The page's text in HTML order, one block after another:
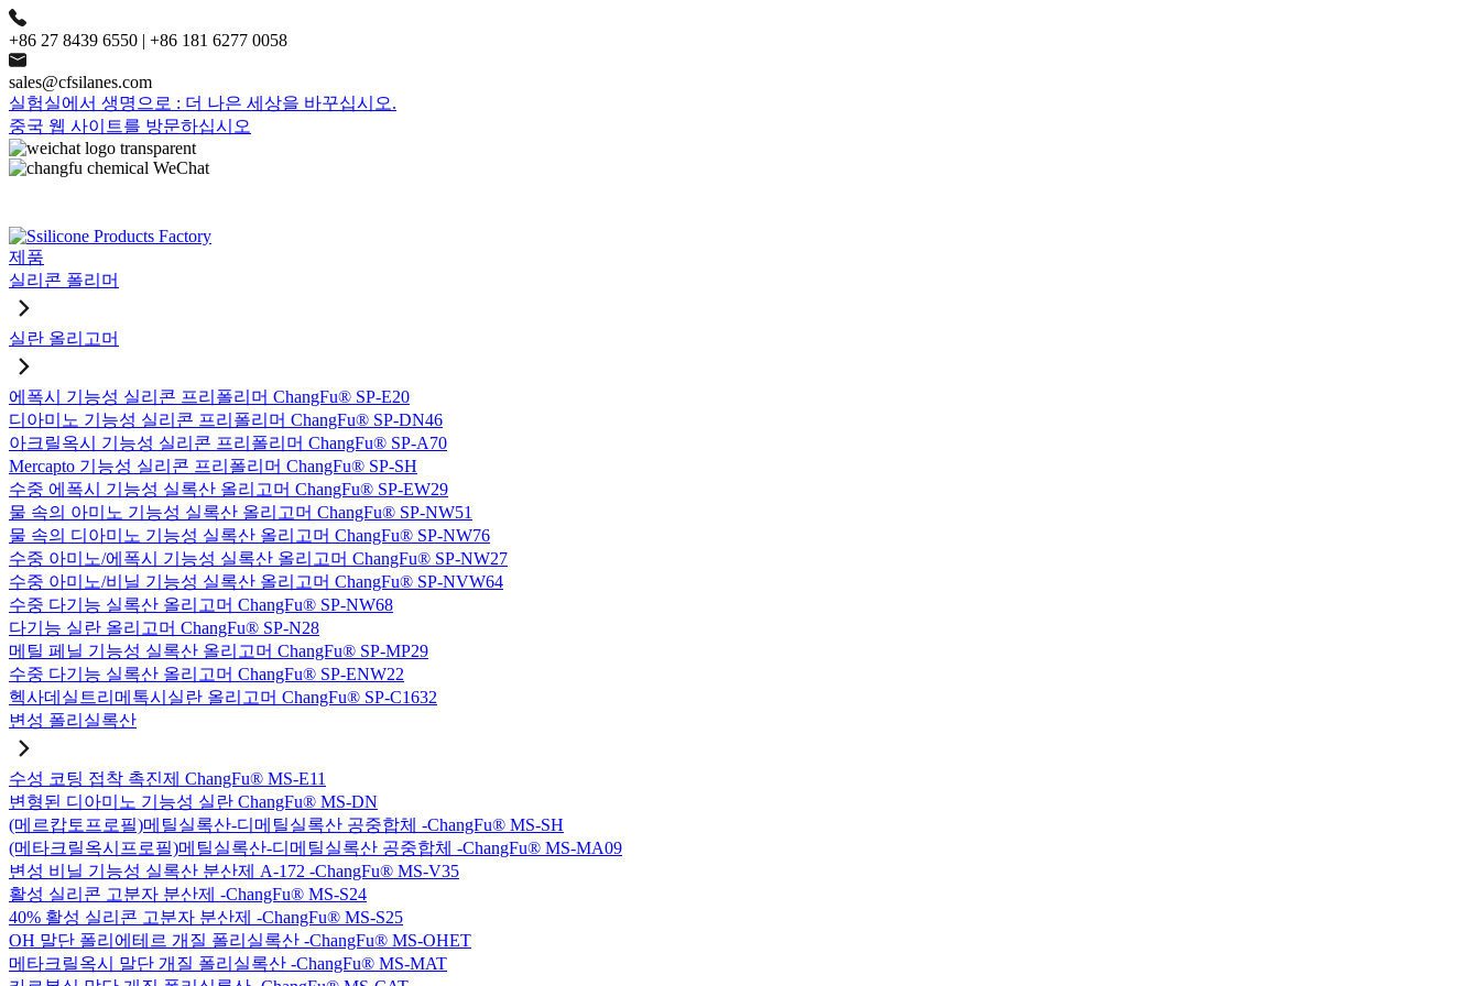
+86 27 8439 6550 | +86 181 6277 0058
sales@cfsilanes.com
실험실에서 생명으로 : 더 나은 세상을 바꾸십시오.
중국 웹 사이트를 방문하십시오
제품
실리콘 폴리머
실란 올리고머
에폭시 기능성 실리콘 프리폴리머 ChangFu® SP-E20
디아미노 기능성 실리콘 프리폴리머 ChangFu® SP-DN46
아크릴옥시 기능성 실리콘 프리폴리머 ChangFu® SP-A70
Mercapto 기능성 실리콘 프리폴리머 ChangFu® SP-SH
수중 에폭시 기능성 실록산 올리고머 ChangFu® SP-EW29
물 속의 아미노 기능성 실록산 올리고머 ChangFu® SP-NW51
물 속의 디아미노 기능성 실록산 올리고머 ChangFu® SP-NW76
수중 아미노/에폭시 기능성 실록산 올리고머 ChangFu® SP-NW27
수중 아미노/비닐 기능성 실록산 올리고머 ChangFu® SP-NVW64
수중 다기능 실록산 올리고머 ChangFu® SP-NW68
다기능 실란 올리고머 ChangFu® SP-N28
메틸 페닐 기능성 실록산 올리고머 ChangFu® SP-MP29
수중 다기능 실록산 올리고머 ChangFu® SP-ENW22
헥사데실트리메톡시실란 올리고머 ChangFu® SP-C1632
변성 폴리실록산
수성 코팅 접착 촉진제 ChangFu® MS-E11
변형된 디아미노 기능성 실란 ChangFu® MS-DN
(메르캅토프로필)메틸실록산-디메틸실록산 공중합체 -ChangFu® MS-SH
(메타크릴옥시프로필)메틸실록산-디메틸실록산 공중합체 -ChangFu® MS-MA09
변성 비닐 기능성 실록산 분산제 A-172 -ChangFu® MS-V35
활성 실리콘 고분자 분산제 -ChangFu® MS-S24
40% 활성 실리콘 고분자 분산제 -ChangFu® MS-S25
OH 말단 폴리에테르 개질 폴리실록산 -ChangFu® MS-OHET
메타크릴옥시 말단 개질 폴리실록산 -ChangFu® MS-MAT